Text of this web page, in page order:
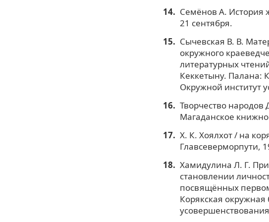
Семёнов А. История
21 сентября.
Сычевская В. В.
окружного
литературных
Кеккетыну. Палана:
Окружной институт
Творчество народов
Магаданское
Х. К. Хоялхот / на
Главсеверморпути,
Хамидулина Л. Г.
становлении
посвящённых
Корякская